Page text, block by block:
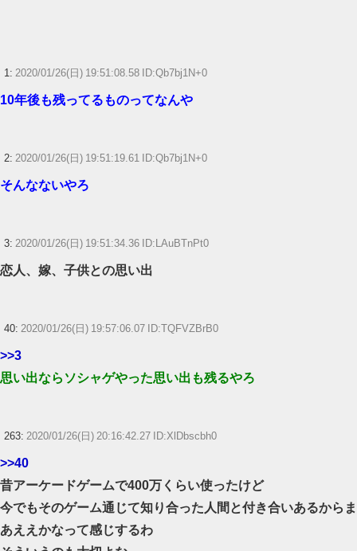
【競馬】G1・2勝 アスコリピチェーノが引退 繁殖入りへ
1: 2020/01/26(日) 19:51:08.58 ID:Qb7bj1N+0
10年後も残ってるものってなんや
2: 2020/01/26(日) 19:51:19.61 ID:Qb7bj1N+0
そんなないやろ
3: 2020/01/26(日) 19:51:34.36 ID:LAuBTnPt0
恋人、嫁、子供との思い出
40: 2020/01/26(日) 19:57:06.07 ID:TQFVZBrB0
>>3
思い出ならソシャゲやった思い出も残るやろ
263: 2020/01/26(日) 20:16:42.27 ID:XlDbscbh0
>>40
昔アーケードゲームで400万くらい使ったけど
今でもそのゲーム通じて知り合った人間と付き合いあるからま
あええかなって感じするわ